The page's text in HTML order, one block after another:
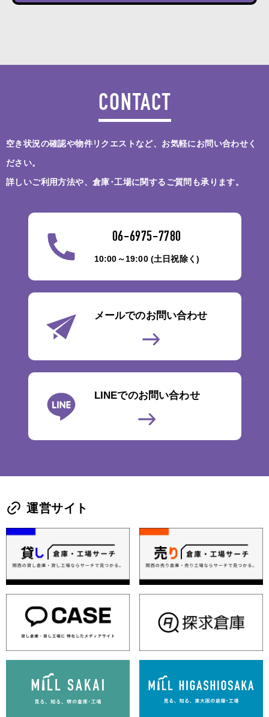
CONTACT
空き状況の確認や物件リクエストなど、お気軽にお問い合わせく
ださい。
詳しいご利用方法や、倉庫･工場に関するご質問も承ります。
06-6975-7780
10:00～19:00 (土日祝除く)
メールでのお問い合わせ
LINEでのお問い合わせ
運営サイト